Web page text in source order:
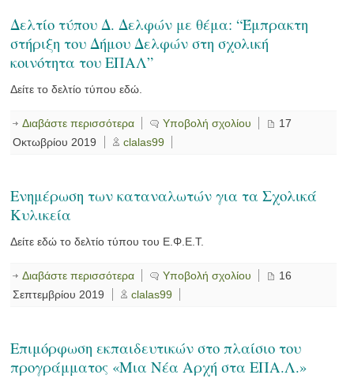
Δελτίο τύπου Δ. Δελφών με θέμα: “Έμπρακτη
στήριξη του Δήμου Δελφών στη σχολική
κοινότητα του ΕΠΑΛ”
Δείτε το δελτίο τύπου εδώ.
Διαβάστε περισσότερα Υποβολή σχολίου
17
Οκτωβρίου 2019
clalas99
Ενημέρωση των καταναλωτών για τα Σχολικά
Κυλικεία
Δείτε εδώ το δελτίο τύπου του Ε.Φ.Ε.Τ.
Διαβάστε περισσότερα Υποβολή σχολίου
16
Σεπτεμβρίου 2019
clalas99
Επιμόρφωση εκπαιδευτικών στο πλαίσιο του
προγράμματος «Μια Νέα Αρχή στα ΕΠΑ.Λ.»